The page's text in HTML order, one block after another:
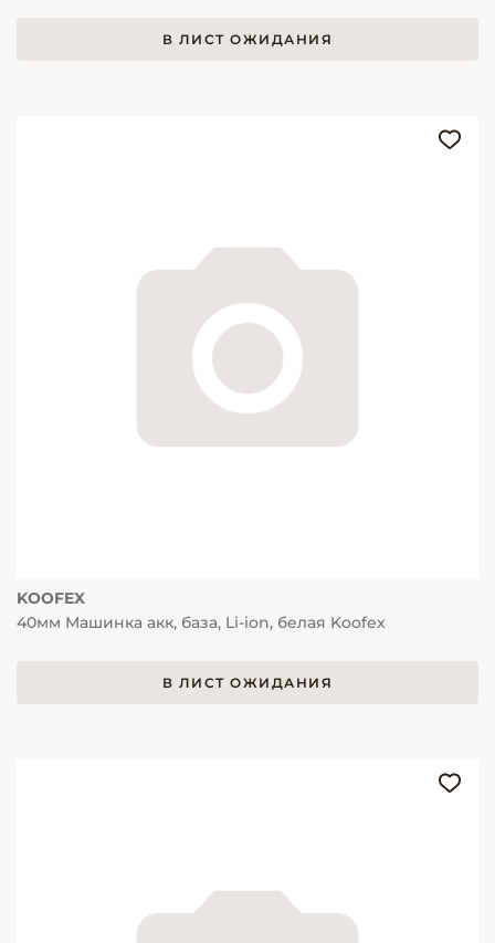
В ЛИСТ ОЖИДАНИЯ
KOOFEX
40мм Машинка акк, база, Li-ion, белая Koofex
В ЛИСТ ОЖИДАНИЯ